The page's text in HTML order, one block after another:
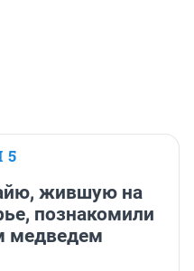
5
жившую на
познакомили
медведем